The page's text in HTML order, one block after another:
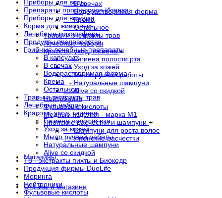
- В свечах
- Водорастворимая форма
- Крема
- Остальное
Травы и экстракты трав
Лечебные наборы
Красота, уход, гигиена+
- Гигиена полости рта
- Уход за кожей
- Мыло ручной работы
- Натуральные шампуни
- Alive со скидкой
Нейтроники
Фульвовые кислоты
Медные изделия - марка М1
Японские расчестки и шампуни +
- Шампуни для роста волос
- Японские расчестки
Магазины
Отзывы о магазине
Приборы для воды
Препараты профессора Исаева
Приборы для воздуха
Корма для животных
Лечебные микросферы
Продукты пчеловодства
Грибные лечебные препараты
В капсулах
В свечах
Водорастворимая форма
Крема
Остальное
Травы и экстракты трав
Лечебные наборы
Красота, уход, гигиена
Гигиена полости рта
Уход за кожей
Мыло ручной работы
Натуральные шампуни
Alive со скидкой
Т8 - экстракты пихты и Биокедр
Продукция фирмы DuoLife
Моринга
Нейтроники
Фульвовые кислоты